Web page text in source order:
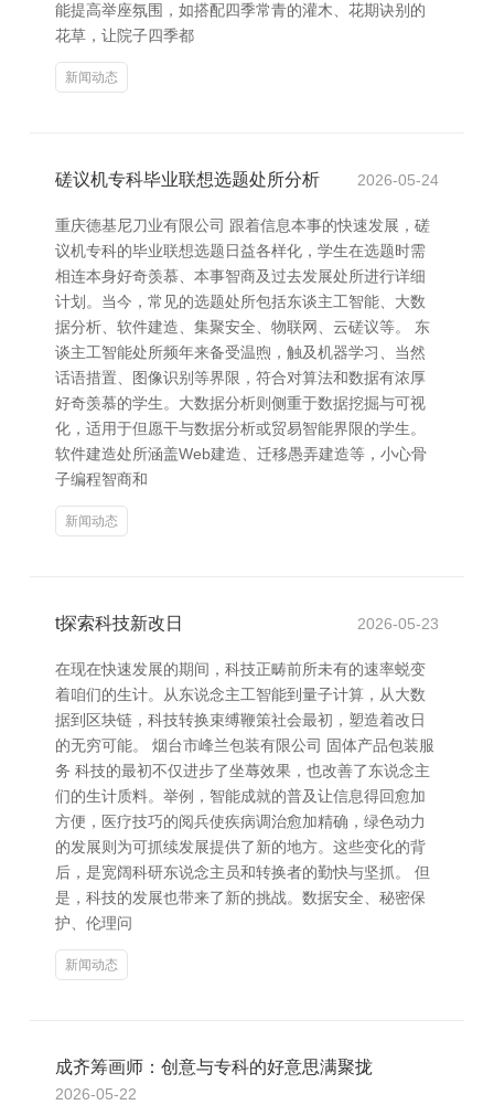
能提高举座氛围，如搭配四季常青的灌木、花期诀别的
花草，让院子四季都
新闻动态
磋议机专科毕业联想选题处所分析 2026-05-24
重庆德基尼刀业有限公司 跟着信息本事的快速发展，磋
议机专科的毕业联想选题日益各样化，学生在选题时需
相连本身好奇羡慕、本事智商及过去发展处所进行详细
计划。当今，常见的选题处所包括东谈主工智能、大数
据分析、软件建造、集聚安全、物联网、云磋议等。 东
谈主工智能处所频年来备受温煦，触及机器学习、当然
话语措置、图像识别等界限，符合对算法和数据有浓厚
好奇羡慕的学生。大数据分析则侧重于数据挖掘与可视
化，适用于但愿干与数据分析或贸易智能界限的学生。
软件建造处所涵盖Web建造、迁移愚弄建造等，小心骨
子编程智商和
新闻动态
t探索科技新改日 2026-05-23
在现在快速发展的期间，科技正畴前所未有的速率蜕变
着咱们的生计。从东说念主工智能到量子计算，从大数
据到区块链，科技转换束缚鞭策社会最初，塑造着改日
的无穷可能。 烟台市峰兰包装有限公司 固体产品包装服
务 科技的最初不仅进步了坐蓐效果，也改善了东说念主
们的生计质料。举例，智能成就的普及让信息得回愈加
方便，医疗技巧的阅兵使疾病调治愈加精确，绿色动力
的发展则为可抓续发展提供了新的地方。这些变化的背
后，是宽阔科研东说念主员和转换者的勤快与坚抓。 但
是，科技的发展也带来了新的挑战。数据安全、秘密保
护、伦理问
新闻动态
成齐筹画师：创意与专科的好意思满聚拢
2026-05-22